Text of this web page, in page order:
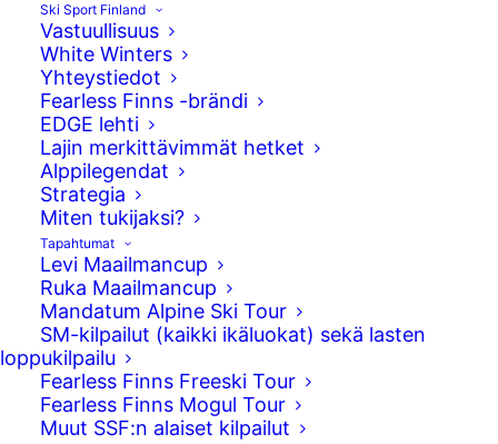
Ski Sport Finland
Vastuullisuus
White Winters
Yhteystiedot
Fearless Finns -brändi
EDGE lehti
Lajin merkittävimmät hetket
Alppilegendat
Strategia
Miten tukijaksi?
Tapahtumat
Levi Maailmancup
Ruka Maailmancup
Mandatum Alpine Ski Tour
SM-kilpailut (kaikki ikäluokat) sekä lasten
loppukilpailu
Fearless Finns Freeski Tour
Fearless Finns Mogul Tour
Muut SSF:n alaiset kilpailut
Jesperi Kemppainen
Miehet EC
Ensin työ, sitten huvi
Syntymäaika
21.05.2004
Seura